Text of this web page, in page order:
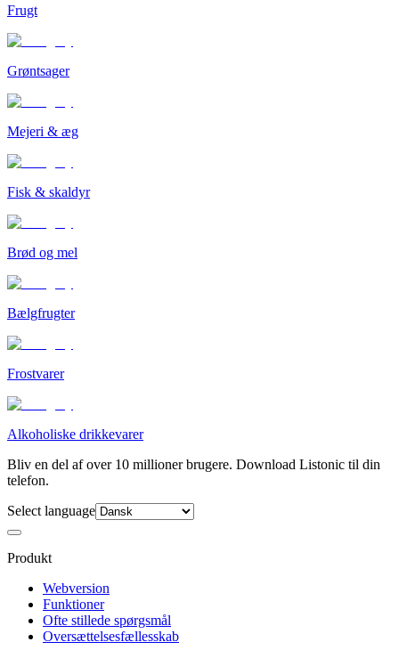
Frugt
Grøntsager
Mejeri & æg
Fisk & skaldyr
Brød og mel
Bælgfrugter
Frostvarer
Alkoholiske drikkevarer
Bliv en del af over 10 millioner brugere. Download Listonic til din
telefon.
Select language
Produkt
Webversion
Funktioner
Ofte stillede spørgsmål
Oversættelsesfællesskab